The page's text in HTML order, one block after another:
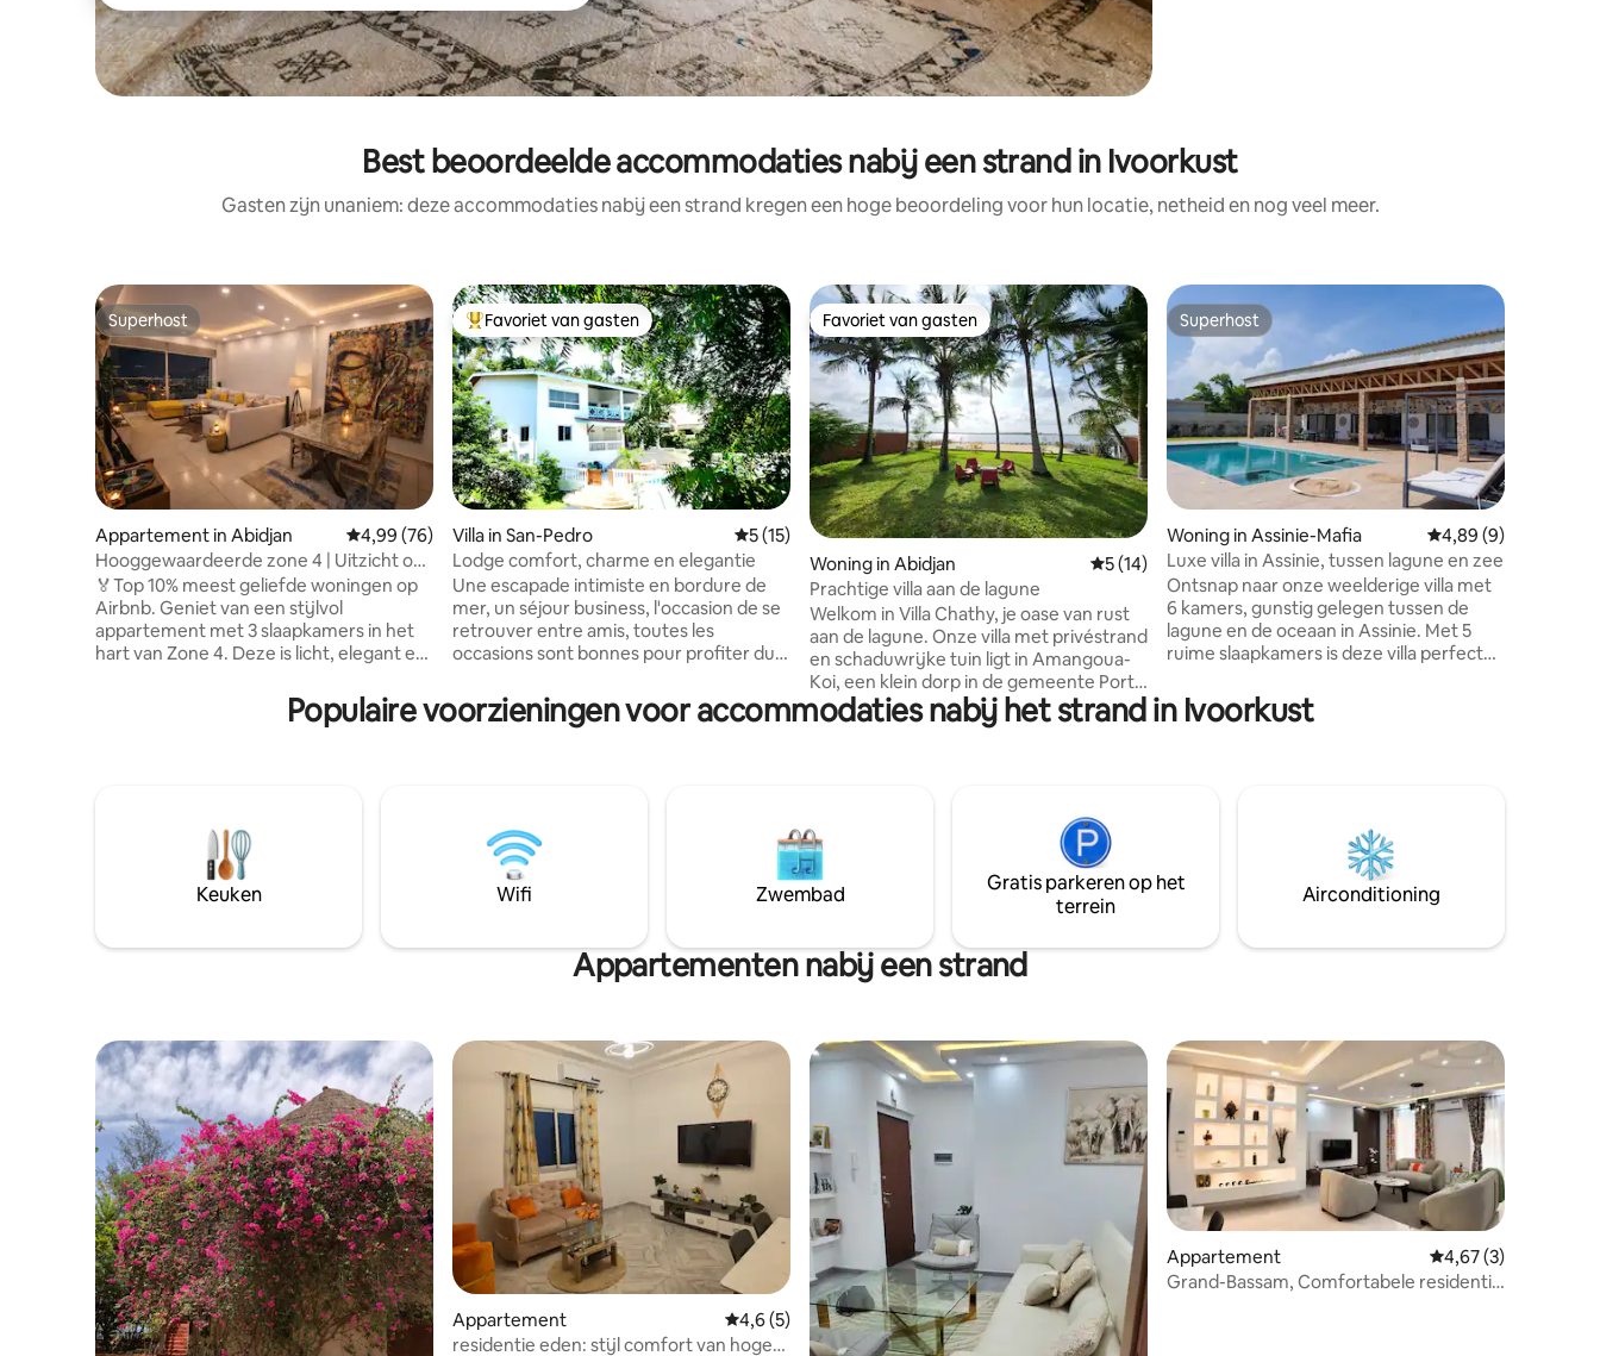
Best beoordeelde accommodaties nabij een strand in Ivoorkust
Gasten zijn unaniem: deze accommodaties nabij een strand kregen een hoge beoordeling voor hun locatie, netheid en nog veel meer.
Superhost
Superhost
Appartement in Abidjan Gemiddelde beoordeling van 4,99 op 5, 76 recensies
4,99 (76)
Hooggewaardeerde zone 4 | Uitzicht op
de lagune • Dagelijkse schoonmaak
🏅Top 10% meest geliefde woningen op
Airbnb. Geniet van een stijlvol
appartement met 3 slaapkamers in het
hart van Zone 4. Deze is licht, elegant en
zachte tinten, gouden accenten en
lokale kunst. Perfect om te ontspannen
beveiliging zorgt voor gemoedsrust
tijdens je verblijf in een van de meest
levendige buurten van Abidjan.
Topfavoriet van gasten
Favoriet van gasten
Villa in San-Pedro Gemiddelde beoordeling van 5 op 5, 15 recensies
5 (15)
Lodge comfort, charme en elegantie
Une escapade intimiste en bordure de
mer, un séjour business, l'occasion de se
retrouver entre amis, toutes les
occasions sont bonnes pour profiter du
quartier balnéaire et prestigieux de la
ville portuaire de San Pedro, ce lodge
maximum d'offres de la région :
restauration, activités sportives, etc.
Favoriet van gasten
Favoriet van gasten
Woning in Abidjan Gemiddelde beoordeling van 5 op 5, 14 recensies
5 (14)
Prachtige villa aan de lagune
Welkom in Villa Chathy, je oase van rust
aan de lagune. Onze villa met privéstrand
en schaduwrijke tuin ligt in Amangoua-
Koi, een klein dorp in de gemeente Port-
Bouët in Abidjan, dicht bij de luchthaven
en het expositiecentrum, en biedt een
of vakantie met familie of vrienden, vind
je rust en comfort. Ter plaatse staan een
conciërge en huishoudster tot je
beschikking.
Superhost
Superhost
Woning in Assinie-Mafia Gemiddelde
4,89 (9)
Luxe villa in Assinie, tussen lagune en zee
Ontsnap naar onze weelderige villa met
6 kamers, gunstig gelegen tussen de
lagune en de oceaan in Assinie. Met 5
ruime slaapkamers is deze villa perfect
zoek zijn naar rust en comfort. De
ruimte ziet eruit als: - 5 comfortabele
onze villa de perfecte plek om
onvergetelijke herinneringen te
creëren.
Populaire voorzieningen voor accommodaties nabij het strand in Ivoorkust
Keuken Wifi Zwembad
Gratis parkeren op het
terrein
Airconditioning
Appartementen nabij een strand
Appartement Gemiddelde beoordeling van 4,6 op 5, 5 recensies
4,6 (5)
residentie eden: stijl comfort van hoge
Appartement Gemiddelde
4,67 (3)
Grand-Bassam, Comfortabele residentie